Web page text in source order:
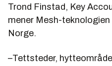
Trond Finstad, Key
mener Mesh-teknologien
Norge.
–Tettsteder,